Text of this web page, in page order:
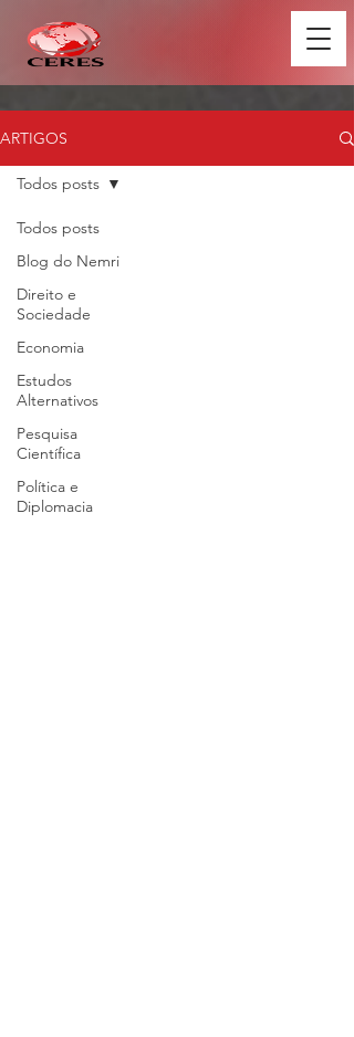
ARTIGOS
Todos posts
Blog do Nemri
Direito e
Sociedade
Economia
Estudos
Alternativos
Pesquisa
Científica
Política e
Diplomacia
Todos posts